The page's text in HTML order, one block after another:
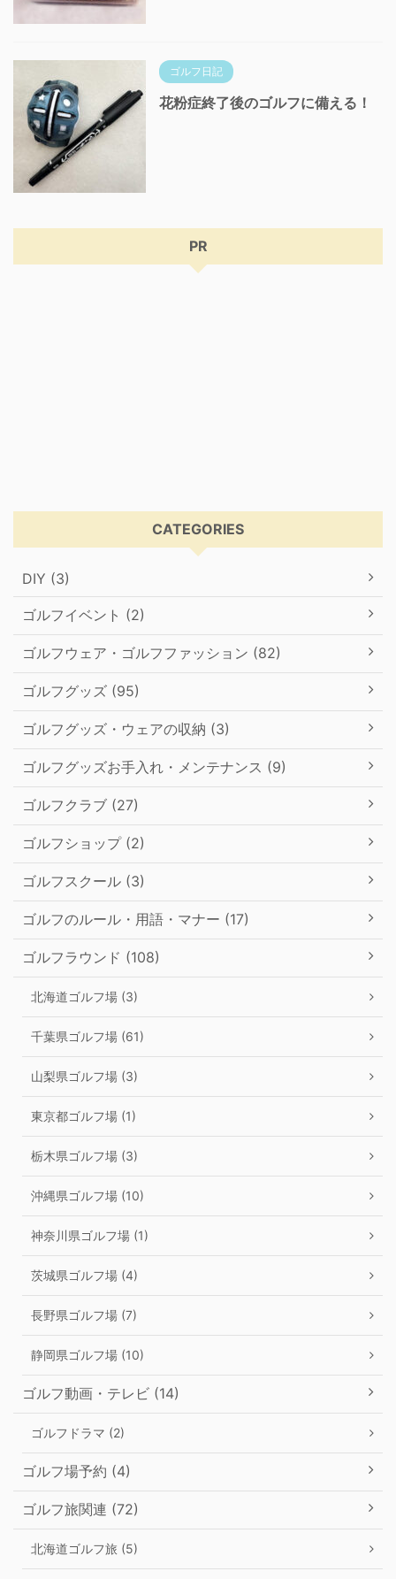
ゴルフ日記
花粉症終了後のゴルフに備える！
PR
CATEGORIES
DIY (3)
ゴルフイベント (2)
ゴルフウェア・ゴルフファッション (82)
ゴルフグッズ (95)
ゴルフグッズ・ウェアの収納 (3)
ゴルフグッズお手入れ・メンテナンス (9)
ゴルフクラブ (27)
ゴルフショップ (2)
ゴルフスクール (3)
ゴルフのルール・用語・マナー (17)
ゴルフラウンド (108)
北海道ゴルフ場 (3)
千葉県ゴルフ場 (61)
山梨県ゴルフ場 (3)
東京都ゴルフ場 (1)
栃木県ゴルフ場 (3)
沖縄県ゴルフ場 (10)
神奈川県ゴルフ場 (1)
茨城県ゴルフ場 (4)
長野県ゴルフ場 (7)
静岡県ゴルフ場 (10)
ゴルフ動画・テレビ (14)
ゴルフドラマ (2)
ゴルフ場予約 (4)
ゴルフ旅関連 (72)
北海道ゴルフ旅 (5)